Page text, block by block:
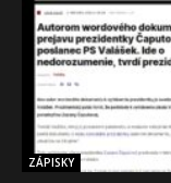
ZÁPISKY